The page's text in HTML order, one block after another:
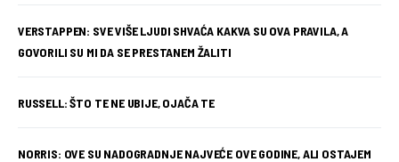
VERSTAPPEN: SVE VIŠE LJUDI SHVAĆA KAKVA SU OVA PRAVILA, A
GOVORILI SU MI DA SE PRESTANEM ŽALITI
RUSSELL: ŠTO TE NE UBIJE, OJAČA TE
NORRIS: OVE SU NADOGRADNJE NAJVEĆE OVE GODINE, ALI OSTAJEM